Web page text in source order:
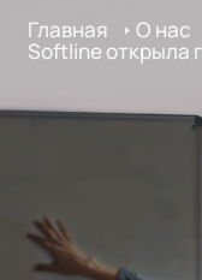
Главная О нас
Softline открыла